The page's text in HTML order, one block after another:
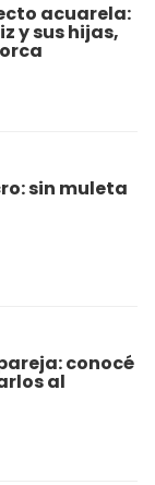
acuarela:
y sus hijas,
sin muleta
conocé
al